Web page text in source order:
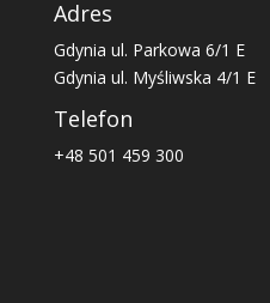
Adres
Gdynia ul. Parkowa 6/1 E
Gdynia ul. Myśliwska 4/1 E
Telefon
+48 501 459 300